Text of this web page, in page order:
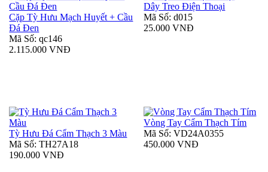
Cặp Tỳ Hưu Mạch Huyết + Cầu
Đá Đen
Mã Số: qc146
2.115.000 VNĐ
Dây Treo Điện Thoại
Mã Số: d015
25.000 VNĐ
Tỳ Hưu Đá Cẩm Thạch 3 Màu
Mã Số: TH27A18
190.000 VNĐ
Vòng Tay Cẩm Thạch Tím
Mã Số: VD24A0355
450.000 VNĐ